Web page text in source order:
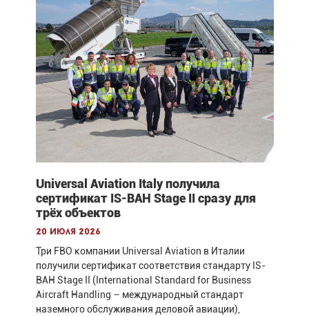
Universal Aviation Italy получила
сертификат IS-BAH Stage II сразу для
трёх объектов
20 июля 2026
Три FBO компании Universal Aviation в Италии
получили сертификат соответствия стандарту IS-
BAH Stage II (International Standard for Business
Aircraft Handling – международный стандарт
наземного обслуживания деловой авиации),